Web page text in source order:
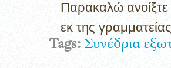
Παρακαλώ
εκ της
Tags: Συνέδρια